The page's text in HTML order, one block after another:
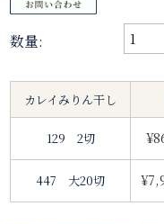
数量:
カレイみりん干し
129 2切
447 大20切